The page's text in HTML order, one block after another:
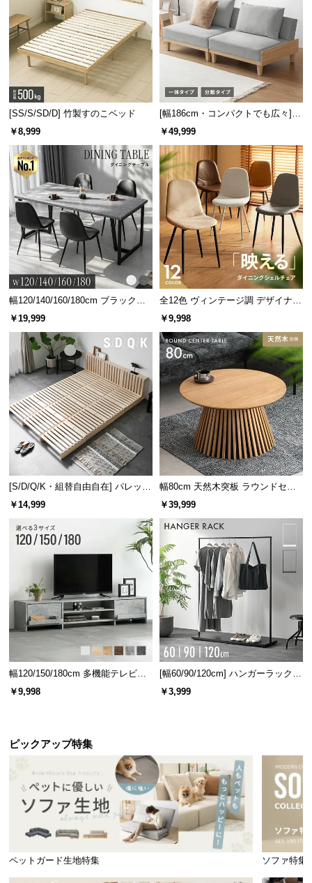
[SS/S/SD/D] 竹製すのこベッド
￥8,999
[幅186cm・コンパクトでも広々] 3
人掛けソファベッド リクライニン
￥49,999
幅120/140/160/180cm ブラックフ
レーム ダイニング 大理石調 4人掛
￥19,999
全12色 ヴィンテージ調 デザイナー
ズシェルチェア
￥9,998
[S/D/Q/K・組替自由自在] パレット
ベッド 8/12/16枚セット
￥14,999
幅80cm 天然木突板 ラウンドセン
ターテーブル 美しい格子デザイン
￥39,999
幅120/150/180cm 多機能テレビボ
ード 木目/石目調 オープン収納・
引き出し収納付き
￥9,998
[幅60/90/120cm] ハンガーラック
スチール 4段階高さ調節 サイドフ
ック オープンラック シンプル
￥3,999
ピックアップ特集
ペットガード生地特集 ソファ特集